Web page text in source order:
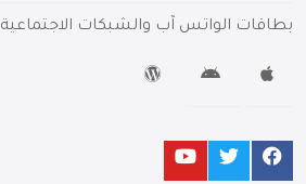
بطاقات الواتس آب والشبكات الاجتماعية